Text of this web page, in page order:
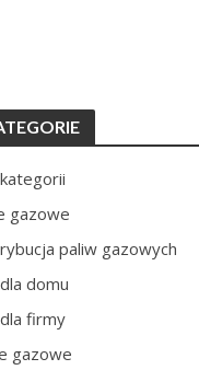
gazowe
paliw gazowych
domu
firmy
gazowe